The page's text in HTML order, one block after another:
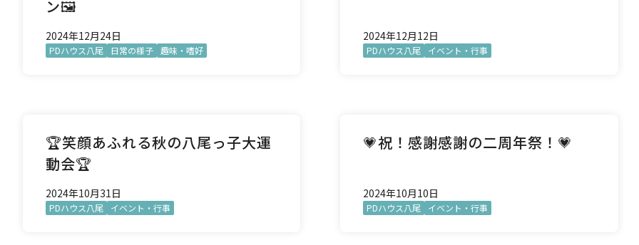
ン🖼️
2024年12月24日
PDハウス八尾 日常の様子 趣味・嗜好
2024年12月12日
PDハウス八尾 イベント・行事
🏆笑顔あふれる秋の八尾っ子大運
動会🏆
2024年10月31日
PDハウス八尾 イベント・行事
💗祝！感謝感謝の二周年祭！💗
2024年10月10日
PDハウス八尾 イベント・行事